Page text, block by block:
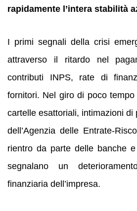
rapidamente l’intera stabilità
I primi segnali della crisi
attraverso il ritardo nel
contributi INPS, rate di
fornitori. Nel giro di poco
cartelle esattoriali, intimazioni di
dell’Agenzia delle Entrate-
rientro da parte delle banche
segnalano un
finanziaria dell’impresa.